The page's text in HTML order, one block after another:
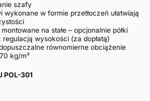
szafy
wykonane w formie przetłoczeń ułatwiają
na stałe – opcjonalnie półki
wysokości (za dopłatą)
równomierne obciążenie
kg/m²
301